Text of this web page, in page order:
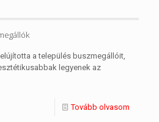
a település buszmegállóit,
legyenek az
Tovább olvasom